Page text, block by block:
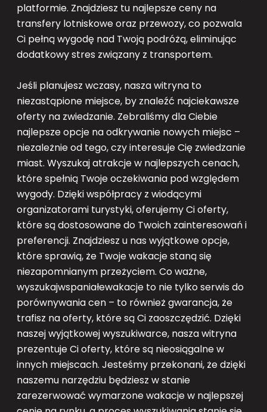
platformie. Znajdziesz tu najlepsze ceny na
transfery lotniskowe oraz przewozy, co pozwala
Ci pełną wygodę nad Twoją podróżą, eliminując
dodatkowy stres związany z transportem.
Jeśli planujesz wczasy, nasza witryna to
niezastąpione miejsce, by znaleźć najciekawsze
oferty na zwiedzanie. Zebraliśmy dla Ciebie
najlepsze opcje na odkrywanie nowych miejsc –
niezależnie od tego, czy interesuje Cię zwiedzanie
miast. Wyszukaj atrakcje w najlepszych cenach,
które spełnią Twoje oczekiwania pod względem
wygody. Dzięki współpracy z wiodącymi
organizatorami turystyki, oferujemy Ci oferty,
które są dostosowane do Twoich zainteresowań i
preferencji. Znajdziesz u nas wyjątkowe opcje,
które sprawią, że Twoje wakacje staną się
niezapomnianym przeżyciem. Co ważne,
wyszukajwspaniałewakacje to nie tylko serwis do
porównywania cen – to również gwarancja, że
trafisz na oferty, które są Ci zaoszczędzić. Dzięki
naszej wyjątkowej wyszukiwarce, nasza witryna
prezentuje Ci oferty, które są nieosiągalne w
innych miejscach. Jesteśmy przekonani, że dzięki
naszemu narzędziu będziesz w stanie
zarezerwować wymarzone wakacje w najlepszej